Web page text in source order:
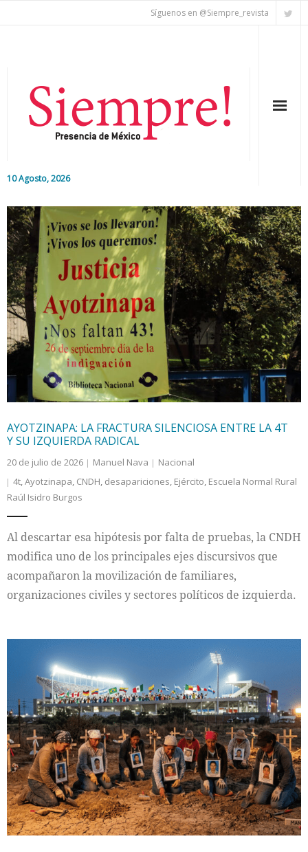
Síguenos en @Siempre_revista
10 Agosto, 2026
Editorial
Nacional
Colaboradores
Internacional
Cultura
AYOTZINAPA: LA FRACTURA SILENCIOSA ENTRE LA 4T
Y SU IZQUIERDA RADICAL
20 de julio de 2026 Manuel Nava
Nacional
4t,Ayotzinapa, CNDH, desapariciones, Ejército, Escuela Normal Rural
Raúl Isidro Burgos
Al descartar esa hipótesis por falta de pruebas, la CNDH
modifica uno de los principales ejes discursivos que
acompañaron la movilización de familiares,
organizaciones civiles y sectores políticos de izquierda.